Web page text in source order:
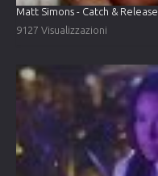
Matt Simons - Catch & Release
9127 Visualizzazioni